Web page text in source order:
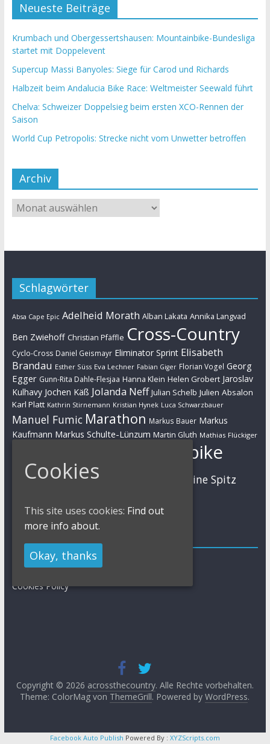
Neueste Beiträge
Krumbach und Obergessertshausen: Mountainbike-Bundesliga
startet mit Doppelevent
Supercup Massi Banyoles: Siege für Carod und Richards
Halbzeit beim Andalucia Bike Race: Weltmeister Seewald führt
Chelva: Schweizer Doppelsieg beim ersten XCO-Rennen der
Saison
World Cup Petropolis: Strecke nicht vom Unwetter betroffen
Archiv
Schlagwörter
Absa Cape Epic Adelheid Morath Alban Lakata Annika Langvad
Ben Zwiehoff Christian Pfäffle Cross-Country
Cyclo-Cross Daniel Geismayr Eliminator Sprint Elisabeth
Brandau Esther Süss Eva Lechner Fabian Giger Florian Vogel Georg
Egger Gunn-Rita Dahle-Flesjaa Hanna Klein Helen Grobert Jaroslav
Kulhavy Jochen Käß Jolanda Neff Julian Schelb Julien Absalon
Karl Platt Kathrin Stirnemann Kristian Hynek Luca Schwarzbauer
Manuel Fumic Marathon Markus Bauer Markus
Kaufmann Markus Schulte-Lünzum Martin Gluth Mathias Flückiger
Mountainbike
MTB Nadine Rieder Sabine Spitz
Impressum / Kontakt
Cookies Policy
Copyright © 2026 acrossthecountry. Alle Rechte vorbehalten.
Theme: ColorMag von ThemeGrill. Powered byWordPress.
Facebook Auto Publish Powered By : XYZScripts.com
Cookies
This site uses cookies: Find out
more info about.
Okay, thanks